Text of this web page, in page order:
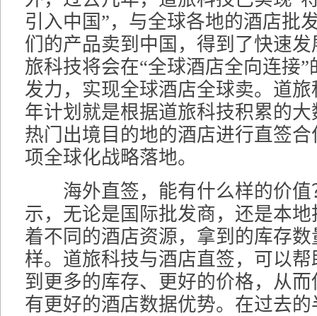
引入中国”，与全球各地的酒店批
们的产品卖到中国，得到了快速
旅科技将会在“全球酒店全向连接
发力，实现全球酒店全球卖。道旅
年计划就是根据道旅科技积累的
热门出境目的地的酒店进行直签
项全球化战略落地。
海外直签，能有什么样的价值
示，无论是国际批发商，还是本
着不同的酒店资源，拿到的库存
样。道旅科技与酒店直签，可以
到更多的库存、更好的价格，从
有更好的酒店数据优势。在过去